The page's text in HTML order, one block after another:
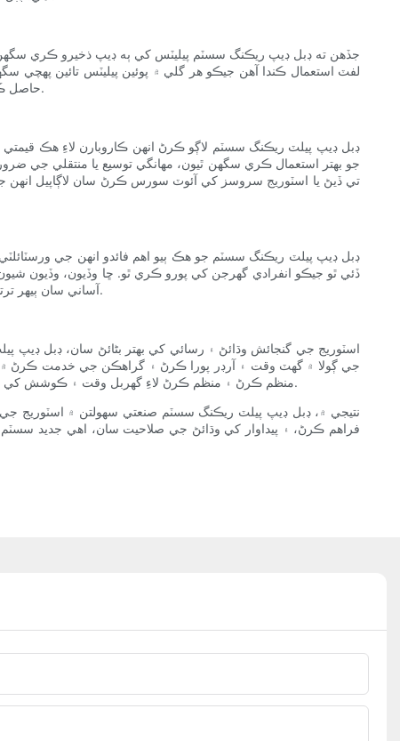
جڏهن ته ڊبل ڊيپ ريڪنگ سسٽم پيليٽس کي ٻه ڊيپ ذخيرو ڪري سگھن
لفٽ استعمال ڪندا آهن جيڪو هر گلي ۾ پوئين پيليٽس تائين
حاصل ڪرڻ وارا نظام، ڪاروبار پنهنجي انوینٽري جي رسائي کي وڌيڪ وڌائي سگهن ٿا، ملازمن لاءِ ضرورت پوڻ تي شيون ڳولڻ ۽ حاصل ڪرڻ آسان بڻائي ٿو.
ڊبل ڊيپ پيلٽ ريڪنگ سسٽم لاڳو ڪرڻ انهن ڪاروبارن لاءِ هڪ
جو بهتر استعمال ڪري سگهن ٿيون، مهانگي توسيع يا منتقلي جي
تي ڏيڻ يا اسٽوريج سروسز کي آئوٽ سورس ڪرڻ سان لاڳاپيل
ڊبل ڊيپ پيلٽ ريڪنگ سسٽم جو هڪ ٻيو اهم فائدو انهن جي
ڏئي ٿو جيڪو انفرادي گهرجن کي پورو ڪري ٿو. ڇا وڏيون، وڏيون
آساني سان ٻيهر ترتيب ڏئي سگهجي ٿو يا ضرورت مطابق وڌايو وڃي ٿو، ڪاروبار کي وقت سان گڏ تبديل ٿيندڙ اسٽوريج جي ضرورتن کي اپنائڻ جي لچڪ فراهم ڪري ٿو.
اسٽوريج جي گنجائش وڌائڻ ۽ رسائي کي بهتر بڻائڻ سان، ڊبل
جي ڳولا ۾ گهٽ وقت ۽ آرڊر پورا ڪرڻ ۽ گراهڪن جي خدمت ڪرڻ ۾
منظم ڪرڻ ۽ منظم ڪرڻ لاءِ گهربل وقت ۽ ڪوشش کي گهٽائي ٿي. آخرڪار، انهن سسٽم پاران مهيا ڪيل بهتر پيداوار ڪاروبار کي انهن جي آپريشن ۾ ڪارڪردگي ۽ منافعي کي وڌائڻ ۾ مدد ڪري سگهي ٿي.
نتيجي ۾، ڊبل ڊيپ پيلٽ ريڪنگ سسٽم صنعتي سهولتن ۾ اسٽوريج جي
فراهم ڪرڻ، ۽ پيداوار کي وڌائڻ جي صلاحيت سان، اهي جديد سسٽم